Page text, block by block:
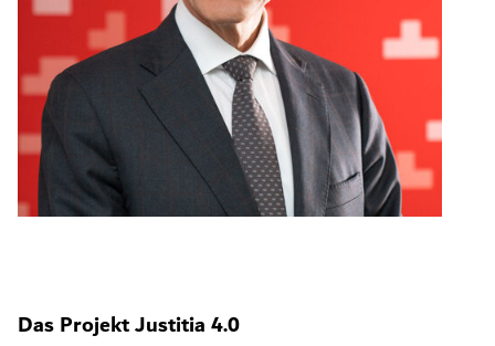
Das Projekt Justitia 4.0